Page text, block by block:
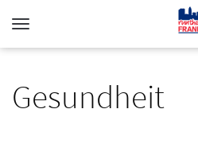
Toggle
navigation
Gesundheit